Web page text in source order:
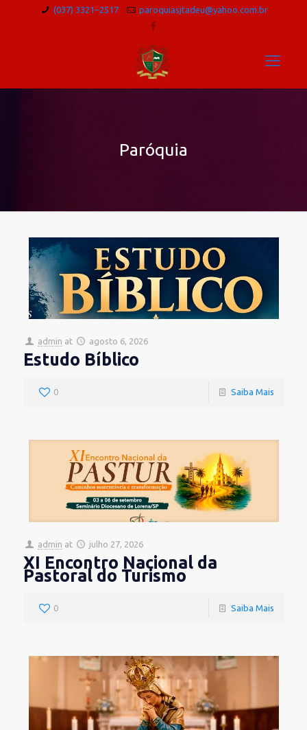
(037) 3321–2517 paroquiasjtadeu@yahoo.com.br
Paróquia
admin at agosto 6, 2026
Estudo Bíblico
0 Saiba Mais
admin at julho 27, 2026
XI Encontro Nacional da
Pastoral do Turismo
0 Saiba Mais